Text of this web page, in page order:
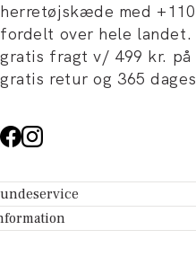
herretøjskæde med
fordelt over hele
gratis fragt v/ 499 kr. på
gratis retur og 365
- Hjælpecenter
Tøjeksperten